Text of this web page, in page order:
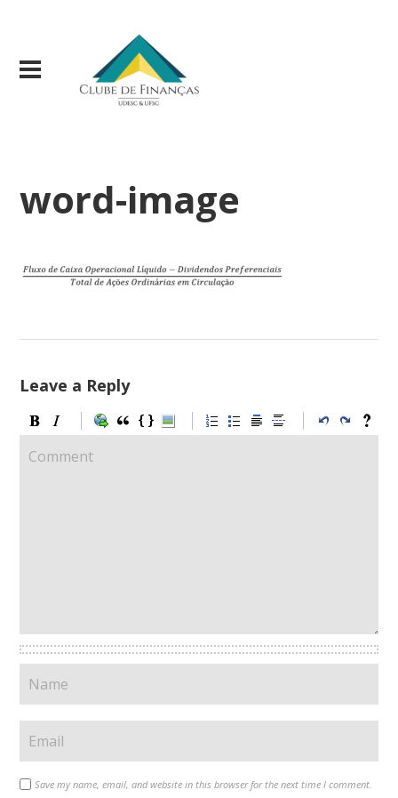
word-image
Leave a Reply
Save my name, email, and website in this browser for the next time I comment.